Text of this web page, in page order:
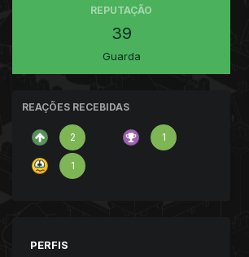
REPUTAÇÃO
39
Guarda
REAÇÕES RECEBIDAS
2 1
1
PERFIS